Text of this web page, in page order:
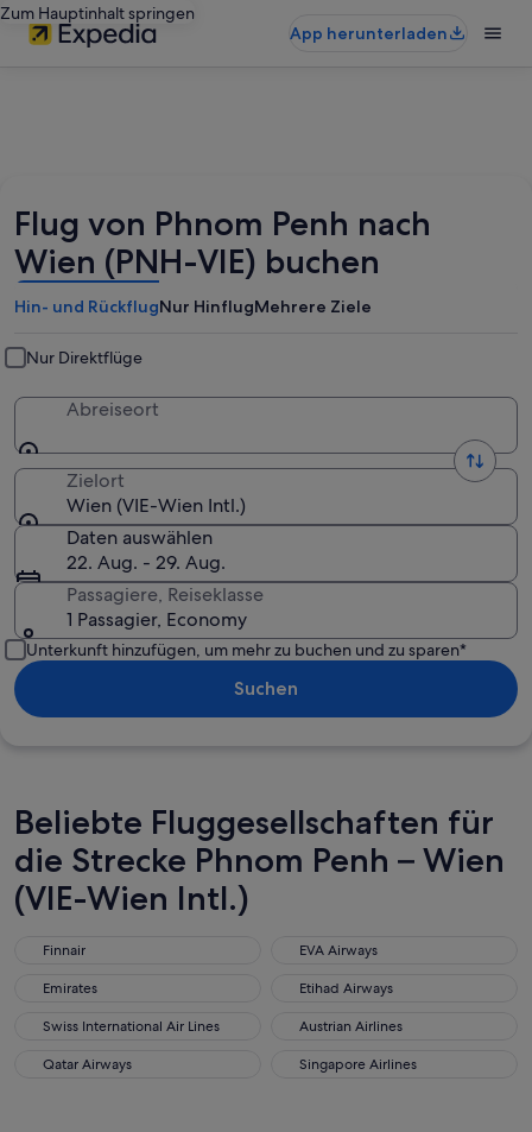
Zum Hauptinhalt springen
App herunterladen
Flug von Phnom Penh nach
Wien (PNH-VIE) buchen
Hin- und RückflugNur HinflugMehrere Ziele
Nur Direktflüge
Abreiseort
Zielort
Wien (VIE-Wien Intl.)
Daten auswählen
22. Aug. - 29. Aug.
Passagiere, Reiseklasse
1 Passagier, Economy
Unterkunft hinzufügen, um mehr zu buchen und zu sparen*
Suchen
Beliebte Fluggesellschaften für
die Strecke Phnom Penh – Wien
(VIE-Wien Intl.)
Finnair
Finnair EVA Airways
EVA Airways
Emirates
Emirates Etihad Airways
Etihad Airways
Swiss International Air Lines
Swiss International Air Lines Austrian Airlines
Austrian Airlines
Qatar Airways
Qatar Airways Singapore Airlines
Singapore Airlines